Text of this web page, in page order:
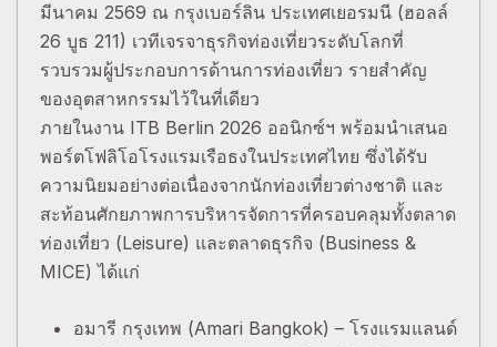
มีนาคม 2569 ณ กรุงเบอร์ลิน ประเทศเยอรมนี (ฮอลล์
26 บูธ 211) เวทีเจรจาธุรกิจท่องเที่ยวระดับโลกที่
รวบรวมผู้ประกอบการด้านการท่องเที่ยว รายสำคัญ
ของอุตสาหกรรมไว้ในที่เดียว
ภายในงาน ITB Berlin 2026 ออนิกซ์ฯ พร้อมนำเสนอ
พอร์ตโฟลิโอโรงแรมเรือธงในประเทศไทย ซึ่งได้รับ
ความนิยมอย่างต่อเนื่องจากนักท่องเที่ยวต่างชาติ และ
สะท้อนศักยภาพการบริหารจัดการที่ครอบคลุมทั้งตลาด
ท่องเที่ยว (Leisure) และตลาดธุรกิจ (Business &
MICE) ได้แก่
อมารี กรุงเทพ (Amari Bangkok) – โรงแรมแลนด์